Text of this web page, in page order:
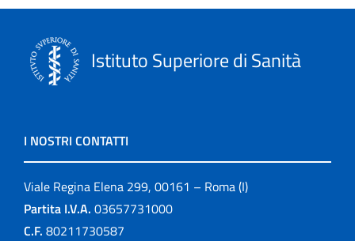
Istituto Superiore di Sanità
I NOSTRI CONTATTI
Viale Regina Elena 299, 00161 – Roma (I)
Partita I.V.A. 03657731000
C.F. 80211730587